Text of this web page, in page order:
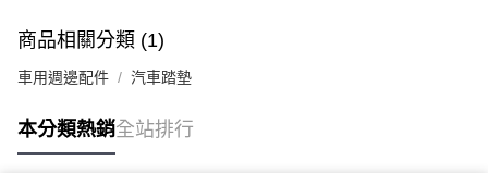
商品相關分類 (1)
車用週邊配件 汽車踏墊
本分類熱銷全站排行